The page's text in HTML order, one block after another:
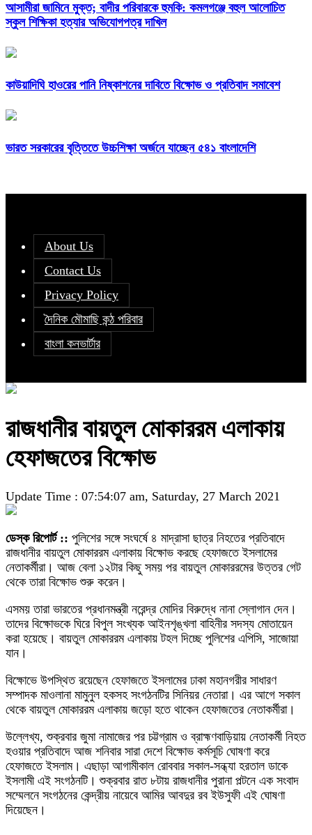
আসামীরা জামিনে মুক্ত; বাদীর পরিবারকে হুমকি: কমলগঞ্জে বহুল আলোচিত
স্কুল শিক্ষিকা হত্যার অভিযোগপত্র দাখিল
কাউয়াদিঘি হাওরের পানি নিষ্কাশনের দাবিতে বিক্ষোভ ও প্রতিবাদ সমাবেশ
ভারত সরকারের বৃত্তিতে উচ্চশিক্ষা অর্জনে যাচ্ছেন ৫৪১ বাংলাদেশি
About Us
Contact Us
Privacy Policy
দৈনিক মৌমাছি কন্ঠ পরিবার
বাংলা কনভার্টার
রাজধানীর বায়তুল মোকাররম এলাকায়
হেফাজতের বিক্ষোভ
Update Time : 07:54:07 am, Saturday, 27 March 2021
ডেস্ক রিপোর্ট :: পুলিশের সঙ্গে সংঘর্ষে ৪ মাদ্রাসা ছাত্র নিহতের প্রতিবাদে
রাজধানীর বায়তুল মোকাররম এলাকায় বিক্ষোভ করছে হেফাজতে ইসলামের
নেতাকর্মীরা। আজ বেলা ১২টার কিছু সময় পর বায়তুল মোকাররমের উত্তর গেট
থেকে তারা বিক্ষোভ শুরু করেন।
এসময় তারা ভারতের প্রধানমন্ত্রী নরেন্দ্র মোদির বিরুদ্ধে নানা স্লোগান দেন।
তাদের বিক্ষোভকে ঘিরে বিপুল সংখ্যক আইনশৃঙ্খলা বাহিনীর সদস্য মোতায়েন
করা হয়েছে। বায়তুল মোকাররম এলাকায় টহল দিচ্ছে পুলিশের এপিসি, সাজোয়া
যান।
বিক্ষোভে উপস্থিত রয়েছেন হেফাজতে ইসলামের ঢাকা মহানগরীর সাধারণ
সম্পাদক মাওলানা মামুনুল হকসহ সংগঠনটির সিনিয়র নেতারা। এর আগে সকাল
থেকে বায়তুল মোকাররম এলাকায় জড়ো হতে থাকেন হেফাজতের নেতাকর্মীরা।
উল্লেখ্য, শুক্রবার জুমা নামাজের পর চট্টগ্রাম ও ব্রাহ্মণবাড়িয়ায় নেতাকর্মী নিহত
হওয়ার প্রতিবাদে আজ শনিবার সারা দেশে বিক্ষোভ কর্মসূচি ঘোষণা করে
হেফাজতে ইসলাম। এছাড়া আগামীকাল রোববার সকাল-সন্ধ্যা হরতাল ডাকে
ইসলামী এই সংগঠনটি। শুক্রবার রাত ৮টায় রাজধানীর পুরানা পল্টনে এক সংবাদ
সম্মেলনে সংগঠনের কেন্দ্রীয় নায়েবে আমির আবদুর রব ইউসুফী এই ঘোষণা
দিয়েছেন।